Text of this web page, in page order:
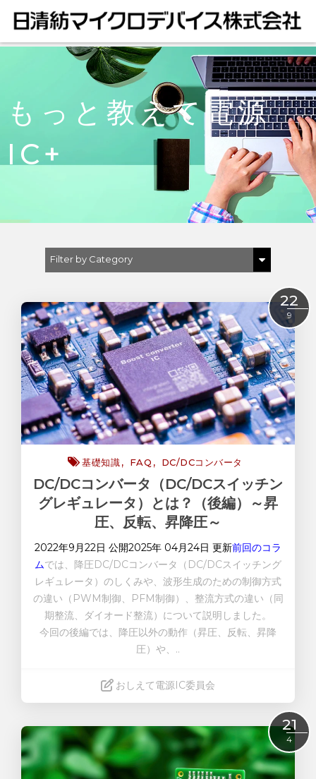
もっと教えて電源
IC+
Filter by Category
DC/DCコンバータ
FAQ
LDOリニアレギュレータ
基礎知識
22
9
基礎知識 FAQ DC/DCコンバータ
DC/DCコンバータ（DC/DCスイッチン
グレギュレータ）とは？（後編）～昇
圧、反転、昇降圧～
2022年9月22日 公開2025年 04月24日 更新前回のコラ
ムでは、降圧DC/DCコンバータ（DC/DCスイッチング
レギュレータ）のしくみや、波形生成のための制御方式
の違い（ PWM制御、 PFM制御）、整流方式の違い（同
期整流、ダイオード整流）について説明しました。
今回の後編では、降圧以外の動作（昇圧、反転、昇降
圧）や、 ..
おしえて電源IC委員会
21
4